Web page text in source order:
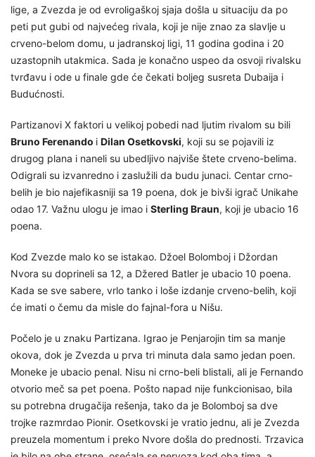
lige, a Zvezda je od evroligaškoj sjaja došla u situaciju da po
peti put gubi od najvećeg rivala, koji je nije znao za slavlje u
crveno-belom domu, u jadranskoj ligi, 11 godina godina i 20
uzastopnih utakmica. Sada je konačno uspeo da osvoji rivalsku
tvrđavu i ode u finale gde će čekati boljeg susreta Dubaija i
Budućnosti.
Partizanovi X faktori u velikoj pobedi nad ljutim rivalom su bili
Bruno Ferenando i Dilan Osetkovski, koji su se pojavili iz
drugog plana i naneli su ubedljivo najviše štete crveno-belima.
Odigrali su izvanredno i zaslužili da budu junaci. Centar crno-
belih je bio najefikasniji sa 19 poena, dok je bivši igrač Unikahe
odao 17. Važnu ulogu je imao i Sterling Braun, koji je ubacio 16
poena.
Kod Zvezde malo ko se istakao. Džoel Bolomboj i Džordan
Nvora su doprineli sa 12, a Džered Batler je ubacio 10 poena.
Kada se sve sabere, vrlo tanko i loše izdanje crveno-belih, koji
će imati o čemu da misle do fajnal-fora u Nišu.
Počelo je u znaku Partizana. Igrao je Penjarojin tim sa manje
okova, dok je Zvezda u prva tri minuta dala samo jedan poen.
Moneke je ubacio penal. Nisu ni crno-beli blistali, ali je Fernando
otvorio meč sa pet poena. Pošto napad nije funkcionisao, bila
su potrebna drugačija rešenja, tako da je Bolomboj sa dve
trojke razmrdao Pionir. Osetkovski je vratio jednu, ali je Zvezda
preuzela momentum i preko Nvore došla do prednosti. Trzavica